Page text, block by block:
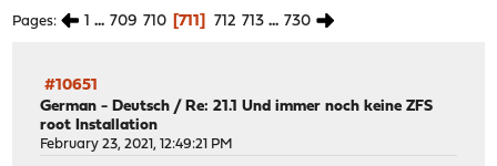
Pages 1 ... 709 710 711 712 713 ... 730
#10651
German - Deutsch / Re: 21.1 Und immer noch keine ZFS
root Installation
February 23, 2021, 12:49:21 PM